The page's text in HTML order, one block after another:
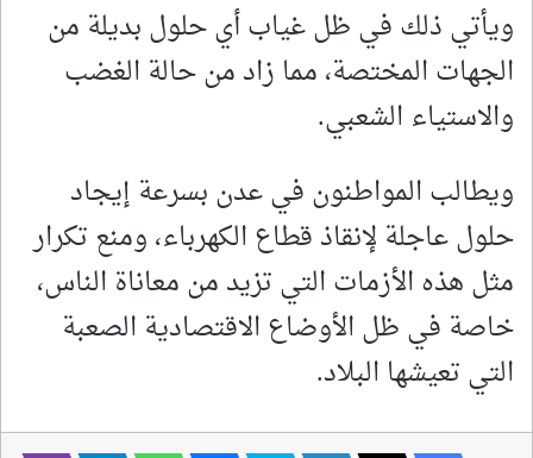
ويأتي ذلك في ظل غياب أي حلول بديلة من
الجهات المختصة، مما زاد من حالة الغضب
والاستياء الشعبي.
ويطالب المواطنون في عدن بسرعة إيجاد
حلول عاجلة لإنقاذ قطاع الكهرباء، ومنع تكرار
مثل هذه الأزمات التي تزيد من معاناة الناس،
خاصة في ظل الأوضاع الاقتصادية الصعبة
التي تعيشها البلاد.